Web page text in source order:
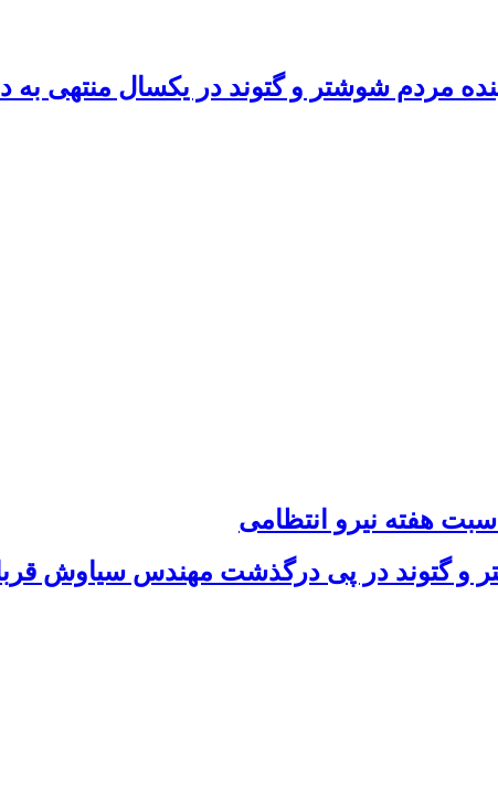
مردم شوشتر و گتوند در یکسال منتهی
هفته نیرو انتظامی
و گتوند در پی درگذشت مهندس سیاوش